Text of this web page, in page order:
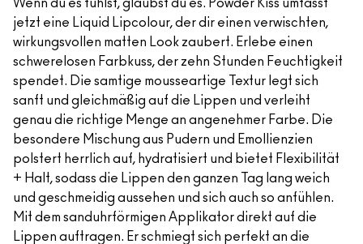
Wenn du es fühlst, glaubst du es. Powder Kiss umfasst
jetzt eine Liquid Lipcolour, der dir einen verwischten,
wirkungsvollen matten Look zaubert. Erlebe einen
schwerelosen Farbkuss, der zehn Stunden Feuchtigkeit
spendet. Die samtige mousseartige Textur legt sich
sanft und gleichmäßig auf die Lippen und verleiht
genau die richtige Menge an angenehmer Farbe. Die
besondere Mischung aus Pudern und Emollienzien
polstert herrlich auf, hydratisiert und bietet Flexibilität
+ Halt, sodass die Lippen den ganzen Tag lang weich
und geschmeidig aussehen und sich auch so anfühlen.
Mit dem sanduhrförmigen Applikator direkt auf die
Lippen auftragen. Er schmiegt sich perfekt an die